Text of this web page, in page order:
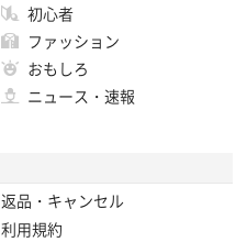
初心者
ファッション
おもしろ
ニュース・速報
返品・キャンセル
利用規約